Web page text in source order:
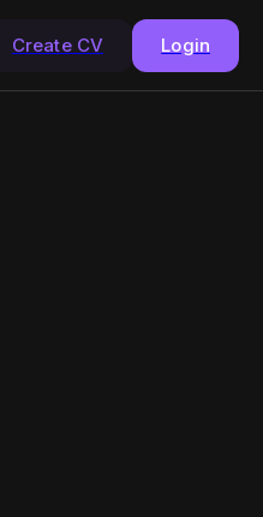
Create CV Login